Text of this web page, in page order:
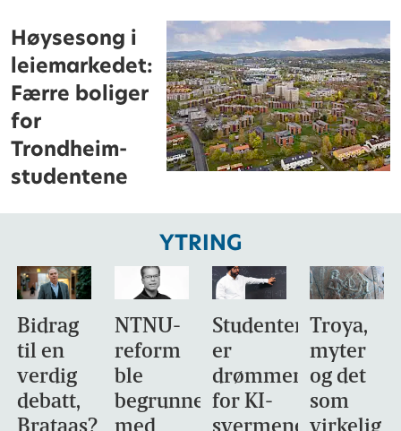
Høysesong i
leiemarkedet:
Færre boliger
for
Trondheim-
studentene
YTRING
Bidrag
til en
verdig
debatt,
Brataas?
NTNU-
reform
ble
begrunnet
med
Studentene
er
drømmemålet
for KI-
svermene
Troya,
myter
og det
som
virkelig